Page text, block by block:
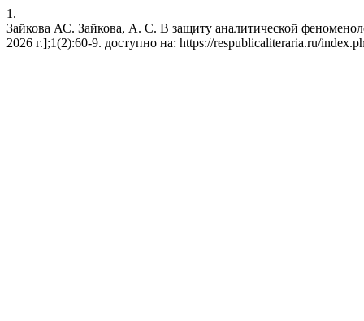
1.
Зайкова АС. Зайкова, А. С. В защиту аналитической
2026 г.];1(2):60-9. доступно на: https://respublicaliteraria.ru/